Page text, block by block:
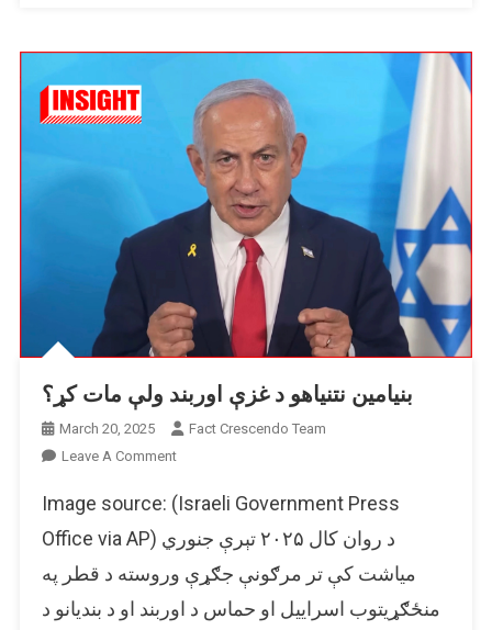
بنیامین نتنیاهو د غزې اوربند ولې مات کړ؟
March 20, 2025
Fact Crescendo Team
Leave A CommentOn
نتنیاهو
غزې
اوربند
ولې
Image source: (Israeli Government Press
Office via AP) د روان کال ۲۰۲۵ تېرې جنوري
میاشت کې تر مرګونې جګړې وروسته د قطر په
منځګړیتوب اسراییل او حماس د اوربند او د بندیانو د